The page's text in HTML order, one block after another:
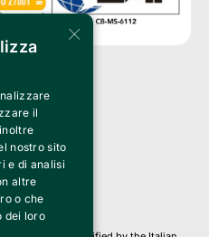
Balsamo (MI)
×
il
nostro sito
e di analisi
altre
o che
dei loro